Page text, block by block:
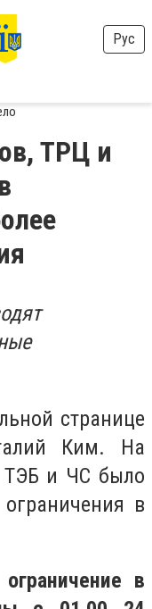
Рус
ТРЦ и
странице
Ким. На
ТЭБ и ЧС было
в
в